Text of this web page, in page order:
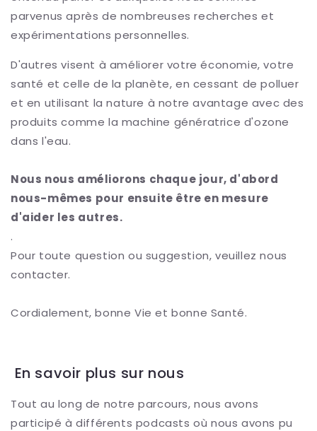
parvenus après de nombreuses recherches et
expérimentations personnelles.
D'autres visent à améliorer votre économie, votre
santé et celle de la planète, en cessant de polluer
et en utilisant la nature à notre avantage avec des
produits comme la machine génératrice d'ozone
dans l'eau.
Nous nous améliorons chaque jour, d'abord
nous-mêmes pour ensuite être en mesure
d'aider les autres.
.
Pour toute question ou suggestion, veuillez nous
contacter.
Cordialement, bonne Vie et bonne Santé.
En savoir plus sur nous
Tout au long de notre parcours, nous avons
participé à différents podcasts où nous avons pu